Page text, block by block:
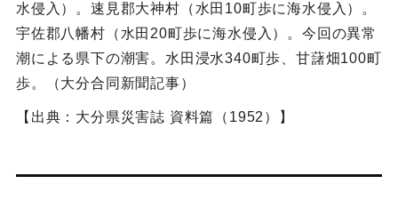
水侵入）。速見郡大神村（水田10町歩に海水侵入）。
宇佐郡八幡村（水田20町歩に海水侵入）。今回の異常
潮による県下の潮害。水田浸水340町歩、甘藷畑100町
歩。（大分合同新聞記事）
【出典：大分県災害誌 資料篇（1952）】